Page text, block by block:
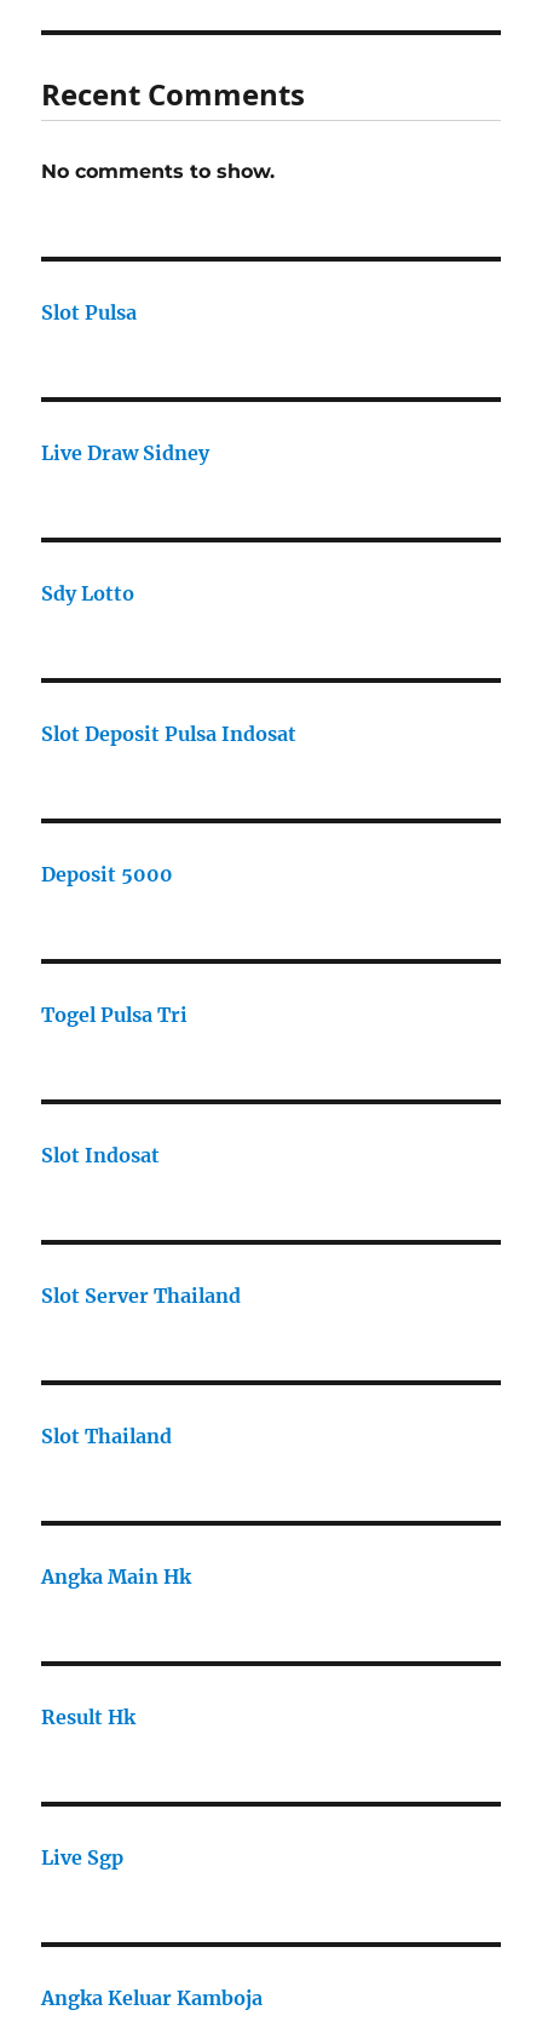
Recent Comments
No comments to show.
Slot Pulsa
Live Draw Sidney
Sdy Lotto
Slot Deposit Pulsa Indosat
Deposit 5000
Togel Pulsa Tri
Slot Indosat
Slot Server Thailand
Slot Thailand
Angka Main Hk
Result Hk
Live Sgp
Angka Keluar Kamboja